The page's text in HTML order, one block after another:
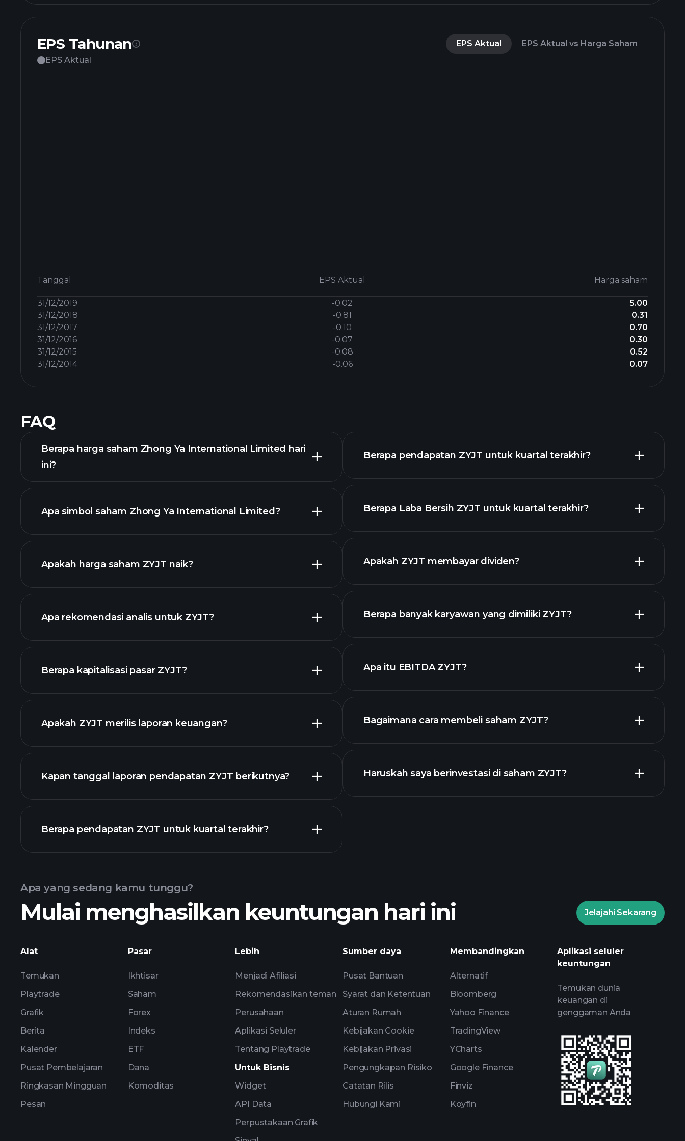
EPS Tahunan EPS Aktual
EPS Aktual vs Harga Saham
EPS Aktual
Tanggal EPS Aktual Harga saham
31/12/2019 -0.02
5.00
31/12/2018
-0.81
0.31
31/12/2017
-0.10
0.70
31/12/2016
-0.07
0.30
31/12/2015
-0.08
0.52
31/12/2014
-0.06 0.07
FAQ
Berapa harga saham Zhong Ya International Limited hari
ini?
chart lanjutan
Apa simbol saham Zhong Ya International Limited?
Apakah harga saham ZYJT naik?
ZYJT chart.
Apa rekomendasi analis untuk ZYJT?
Berapa kapitalisasi pasar ZYJT?
daftar saham kami
Apakah ZYJT merilis laporan keuangan?
keuangan ZYJT
Kapan tanggal laporan pendapatan ZYJT berikutnya?
Berapa pendapatan ZYJT untuk kuartal terakhir?
Berapa pendapatan ZYJT untuk kuartal terakhir?
laporan keuangan
Berapa Laba Bersih ZYJT untuk kuartal terakhir?
laporan
Apakah ZYJT membayar dividen?
Berapa banyak karyawan yang dimiliki ZYJT?
Apa itu EBITDA ZYJT?
laporan keuangan ZYJT
Bagaimana cara membeli saham ZYJT?
Haruskah saya berinvestasi di saham ZYJT?
Turnamen Playtrade
wawasan
Portofolio Miliarder
Apa yang sedang kamu tunggu?
Mulai menghasilkan keuntungan hari ini Jelajahi Sekarang
Alat
Temukan
Playtrade
Grafik
Berita
Kalender
Pusat Pembelajaran
Ringkasan Mingguan
Pesan
Pasar
Ikhtisar
Saham
Forex
Indeks
ETF
Dana
Komoditas
Lebih
Menjadi Afiliasi
Rekomendasikan teman
Perusahaan
Aplikasi Seluler
Tentang Playtrade
Untuk Bisnis
Widget
API Data
Perpustakaan Grafik
Sumber daya
Pusat Bantuan
Syarat dan Ketentuan
Aturan Rumah
Kebijakan Cookie
Kebijakan Privasi
Pengungkapan Risiko
Catatan Rilis
Hubungi Kami
Membandingkan
Alternatif
Bloomberg
Yahoo Finance
TradingView
YCharts
Google Finance
Finviz
Koyfin
Aplikasi seluler
keuntungan
Temukan dunia
keuangan di
genggaman Anda